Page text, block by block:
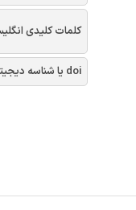
کلمات کلیدی
doi یا شناسه دیجیتال